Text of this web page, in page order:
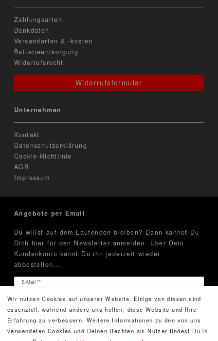
Zahlungsarten
Bankdaten
Versandarten & -kosten
Batterieentsorgung
Widerrufsrecht
Widerrufsformular
Unternehmen
Kontakt
Datenschutzerklärung
Cookie-Richtlinie
AGB
Impressum
Angebote per Email
Du willst auf dem Laufenden bleiben? Dann kannst Du
Dich hier für den Newsletter anmelden. Über Dein
Kundenkonto kannt Du ihn jederzeit wieder
abbestellen...
E-Mail **
Newsletter
Hiermit bestätige ich, dass ich die
Daten­schutz­erklärung
gelesen habe. Meine Einwilligung kann ich jederzeit
widerrufen.**
Wir nutzen Cookies auf unserer Website. Einige von diesen sind
essenziell, während andere uns helfen, diese Website und Ihre
Erfahrung zu verbessern. Weitere Informationen zu den von uns
verwendeten Cookies und Deinen Rechten als Nutzer findest Du in